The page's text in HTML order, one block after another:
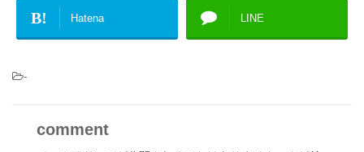
B! Hatena LINE
-
comment